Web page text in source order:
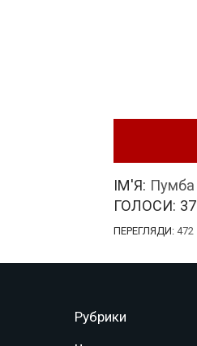
ІМ'Я: Пумба
ГОЛОСИ: 37
ПЕРЕГЛЯДИ:472
Рубрики